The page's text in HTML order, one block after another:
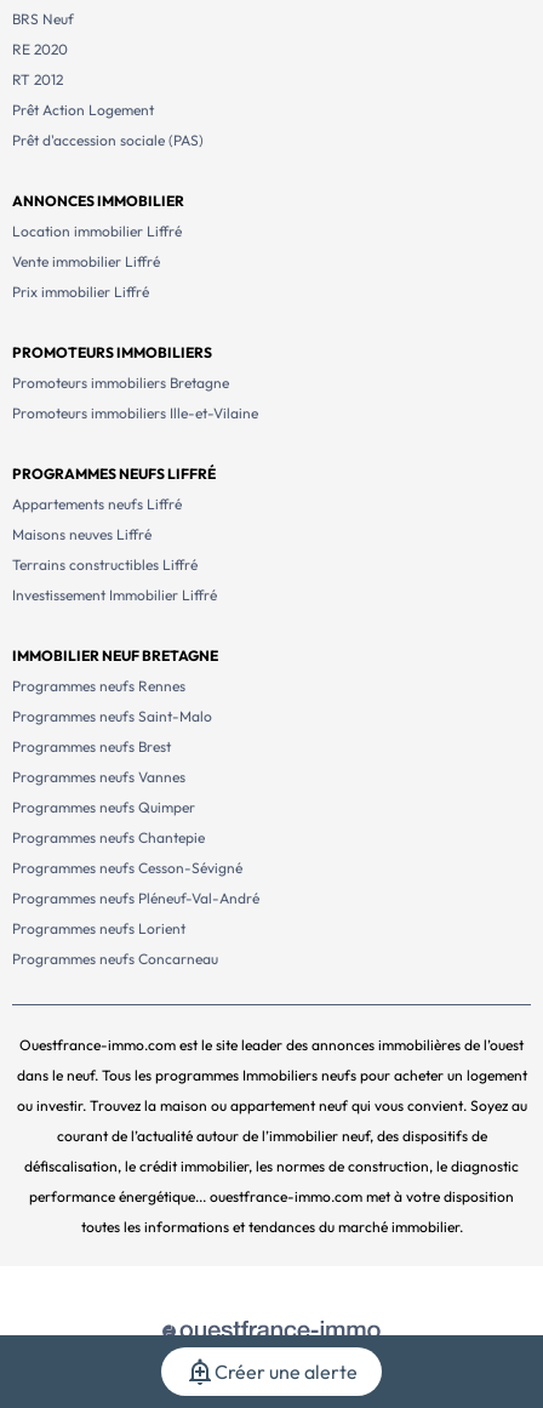
BRS Neuf
RE 2020
RT 2012
Prêt Action Logement
Prêt d'accession sociale (PAS)
ANNONCES IMMOBILIER
Location immobilier Liffré
Vente immobilier Liffré
Prix immobilier Liffré
PROMOTEURS IMMOBILIERS
Promoteurs immobiliers Bretagne
Promoteurs immobiliers Ille-et-Vilaine
PROGRAMMES NEUFS LIFFRÉ
Appartements neufs Liffré
Maisons neuves Liffré
Terrains constructibles Liffré
Investissement Immobilier Liffré
IMMOBILIER NEUF BRETAGNE
Programmes neufs Rennes
Programmes neufs Saint-Malo
Programmes neufs Brest
Programmes neufs Vannes
Programmes neufs Quimper
Programmes neufs Chantepie
Programmes neufs Cesson-Sévigné
Programmes neufs Pléneuf-Val-André
Programmes neufs Lorient
Programmes neufs Concarneau
Ouestfrance-immo.com est le site leader des annonces immobilières de l’ouest
dans le neuf. Tous les programmes Immobiliers neufs pour acheter un logement
ou investir. Trouvez la maison ou appartement neuf qui vous convient. Soyez au
courant de l’actualité autour de l’immobilier neuf, des dispositifs de
défiscalisation, le crédit immobilier, les normes de construction, le diagnostic
performance énergétique... ouestfrance-immo.com met à votre disposition
toutes les informations et tendances du marché immobilier.
Créer une alerte